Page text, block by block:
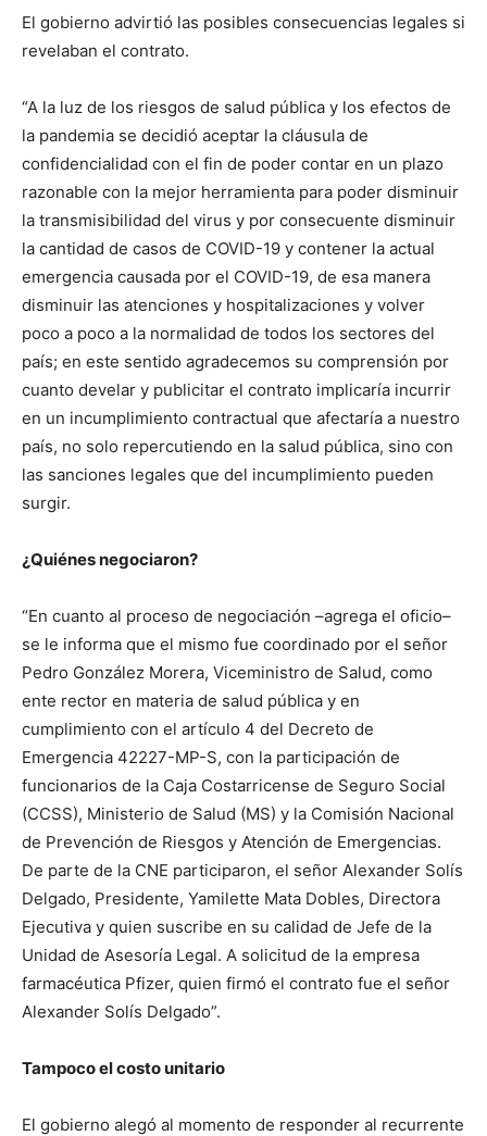
El gobierno advirtió las posibles consecuencias legales si
revelaban el contrato.
“A la luz de los riesgos de salud pública y los efectos de
la pandemia se decidió aceptar la cláusula de
confidencialidad con el fin de poder contar en un plazo
razonable con la mejor herramienta para poder disminuir
la transmisibilidad del virus y por consecuente disminuir
la cantidad de casos de COVID-19 y contener la actual
emergencia causada por el COVID-19, de esa manera
disminuir las atenciones y hospitalizaciones y volver
poco a poco a la normalidad de todos los sectores del
país; en este sentido agradecemos su comprensión por
cuanto develar y publicitar el contrato implicaría incurrir
en un incumplimiento contractual que afectaría a nuestro
país, no solo repercutiendo en la salud pública, sino con
las sanciones legales que del incumplimiento pueden
surgir.
¿Quiénes negociaron?
“En cuanto al proceso de negociación –agrega el oficio–
se le informa que el mismo fue coordinado por el señor
Pedro González Morera, Viceministro de Salud, como
ente rector en materia de salud pública y en
cumplimiento con el artículo 4 del Decreto de
Emergencia 42227-MP-S, con la participación de
funcionarios de la Caja Costarricense de Seguro Social
(CCSS), Ministerio de Salud (MS) y la Comisión Nacional
de Prevención de Riesgos y Atención de Emergencias.
De parte de la CNE participaron, el señor Alexander Solís
Delgado, Presidente, Yamilette Mata Dobles, Directora
Ejecutiva y quien suscribe en su calidad de Jefe de la
Unidad de Asesoría Legal. A solicitud de la empresa
farmacéutica Pfizer, quien firmó el contrato fue el señor
Alexander Solís Delgado”.
Tampoco el costo unitario
El gobierno alegó al momento de responder al recurrente